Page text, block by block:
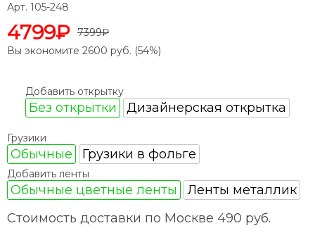
Арт. 105-248
4799₽ 7399₽
Вы экономите 2600 руб. (54%)
Добавить открытку
Без открытки Дизайнерская открытка
Грузики
Обычные Грузики в фольге
Добавить ленты
Обычные цветные ленты
Ленты металлик
Стоимость доставки по Москве 490 руб.